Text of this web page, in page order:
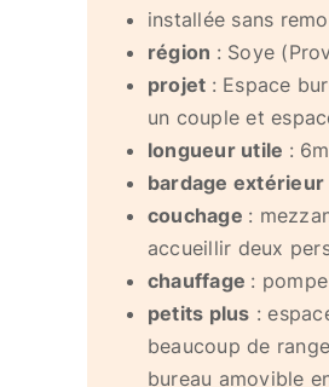
installée sans
région : Soye
projet : Espace
un couple et
longueur utile :
bardage extérieur
couchage :
accueillir deux
chauffage :
petits plus :
beaucoup de
bureau amovible